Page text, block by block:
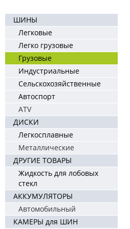
ШИНЫ
Легковые
Легко грузовые
Грузовые
Индустриальные
Сельскохозяйственные
Автоспорт
ATV
ДИСКИ
Легкосплавные
Металлические
ДРУГИЕ ТОВАРЫ
Жидкость для лобовых
стекл
АККУМУЛЯТОРЫ
Автомобильный
КАМЕРЫ для ШИН